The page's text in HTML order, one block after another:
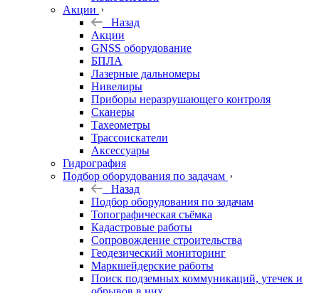
Акции
Назад
Акции
GNSS оборудование
БПЛА
Лазерные дальномеры
Нивелиры
Приборы неразрушающего контроля
Сканеры
Тахеометры
Трассоискатели
Аксессуары
Гидрография
Подбор оборудования по задачам
Назад
Подбор оборудования по задачам
Топографическая съёмка
Кадастровые работы
Сопровождение строительства
Геодезический мониторинг
Маркшейдерские работы
Поиск подземных коммуникаций, утечек и